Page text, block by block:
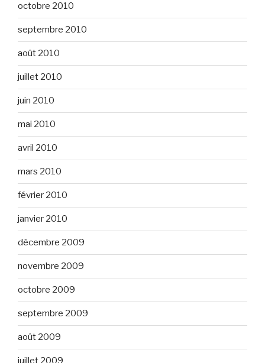
octobre 2010
septembre 2010
août 2010
juillet 2010
juin 2010
mai 2010
avril 2010
mars 2010
février 2010
janvier 2010
décembre 2009
novembre 2009
octobre 2009
septembre 2009
août 2009
juillet 2009